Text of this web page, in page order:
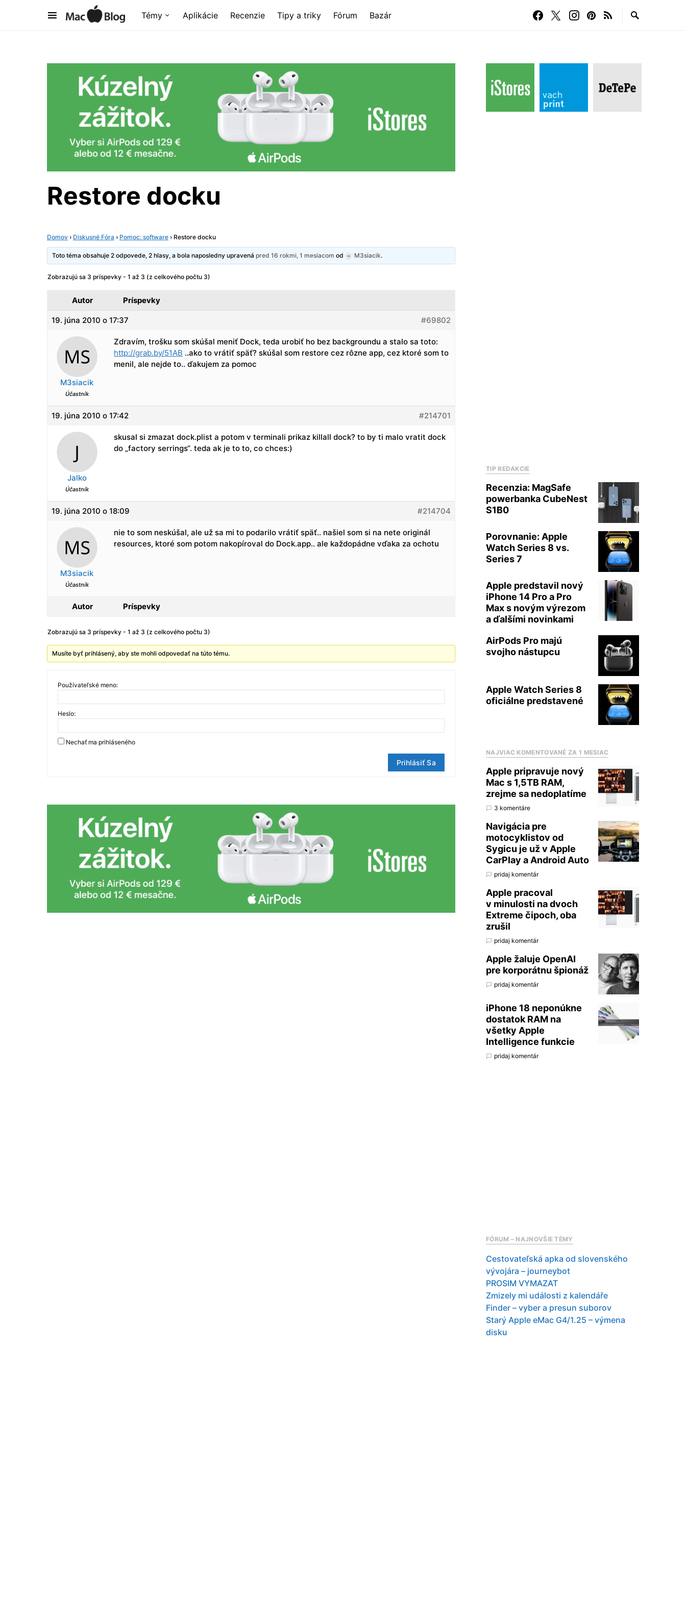
Témy Aplikácie Recenzie Tipy a triky Fórum Bazár
Restore docku
Domov › Diskusné Fóra › Pomoc: software › Restore docku
Toto téma obsahuje 2 odpovede, 2 hlasy, a bola naposledny upravenápred 16 rokmi, 1 mesiacom od M3siacik.
Zobrazujú sa 3 príspevky - 1 až 3 (z celkového počtu 3)
Autor Príspevky
19. júna 2010 o 17:37 #69802
M3siacik
Účastník
Zdravím, trošku som skúšal meniť Dock, teda urobiť ho bez backgroundu a stalo sa toto:
http://grab.by/51AB ..ako to vrátiť späť? skúšal som restore cez rôzne app, cez ktoré som to
menil, ale nejde to.. ďakujem za pomoc
19. júna 2010 o 17:42 #214701
Jalko
Účastník
skusal si zmazat dock.plist a potom v terminali prikaz killall dock? to by ti malo vratit dock
do „factory serrings“. teda ak je to to, co chces:)
19. júna 2010 o 18:09 #214704
M3siacik
Účastník
nie to som neskúšal, ale už sa mi to podarilo vrátiť späť.. našiel som si na nete originál
resources, ktoré som potom nakopíroval do Dock.app.. ale každopádne vďaka za ochotu
Autor Príspevky
Zobrazujú sa 3 príspevky - 1 až 3 (z celkového počtu 3)
Musíte byť prihlásený, aby ste mohli odpovedať na túto tému.
Používateľské meno:
Heslo:
Nechať ma prihláseného
Prihlásiť Sa
TIP REDAKCIE
Recenzia: MagSafe
powerbanka CubeNest
S1B0
Porovnanie: Apple
Watch Series 8 vs.
Series 7
Apple predstavil nový
iPhone 14 Pro a Pro
Max s novým výrezom
a ďalšími novinkami
AirPods Pro majú
svojho nástupcu
Apple Watch Series 8
oficiálne predstavené
NAJVIAC KOMENTOVANÉ ZA 1 MESIAC
Apple pripravuje nový
Mac s 1,5TB RAM,
zrejme sa nedoplatíme
3 komentáre
Navigácia pre
motocyklistov od
Sygicu je už v Apple
CarPlay a Android Auto
pridaj komentár
Apple pracoval
v minulosti na dvoch
Extreme čipoch, oba
zrušil
pridaj komentár
Apple žaluje OpenAI
pre korporátnu špionáž
pridaj komentár
iPhone 18 neponúkne
dostatok RAM na
všetky Apple
Intelligence funkcie
pridaj komentár
FÓRUM – NAJNOVŠIE TÉMY
Cestovateľská apka od slovenského
vývojára – journeybot
PROSIM VYMAZAT
Zmizely mi události z kalendáře
Finder – vyber a presun suborov
Starý Apple eMac G4/1.25 – výmena
disku